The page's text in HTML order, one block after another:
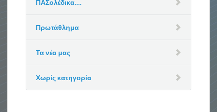
ΠΑΣολέδικα….
Πρωτάθλημα
Τα νέα μας
Χωρίς κατηγορία